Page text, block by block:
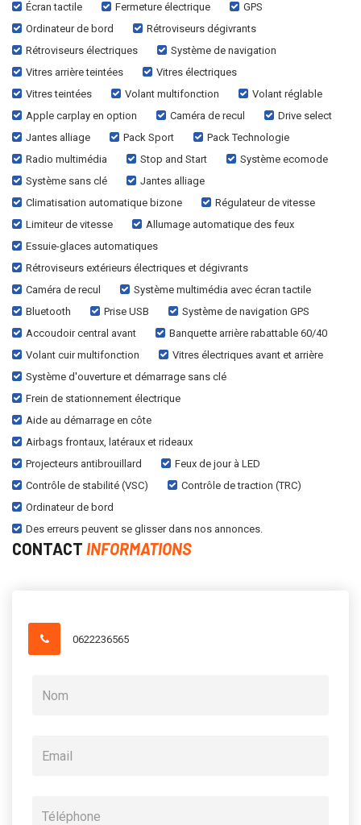
Écran tactile Fermeture électrique
GPS
Ordinateur de bord
Rétroviseurs dégivrants
Rétroviseurs électriques
Système de navigation
Vitres arrière teintées
Vitres électriques
Vitres teintées
Volant multifonction
Volant réglable
Apple carplay en option
Caméra de recul
Drive select
Jantes alliage
Pack Sport
Pack Technologie
Radio multimédia
Stop and Start
Système ecomode
Système sans clé
Jantes alliage
Climatisation automatique bizone
Régulateur de vitesse
Limiteur de vitesse
Allumage automatique des feux
Essuie-glaces automatiques
Rétroviseurs extérieurs électriques et dégivrants
Caméra de recul
Système multimédia avec écran tactile
Bluetooth
Prise USB
Système de navigation GPS
Accoudoir central avant
Banquette arrière rabattable 60/40
Volant cuir multifonction
Vitres électriques avant et arrière
Système d'ouverture et démarrage sans clé
Frein de stationnement électrique
Aide au démarrage en côte
Airbags frontaux, latéraux et rideaux
Projecteurs antibrouillard
Feux de jour à LED
Contrôle de stabilité (VSC)
Contrôle de traction (TRC)
Ordinateur de bord
Des erreurs peuvent se glisser dans nos annonces.
CONTACT INFORMATIONS
0622236565